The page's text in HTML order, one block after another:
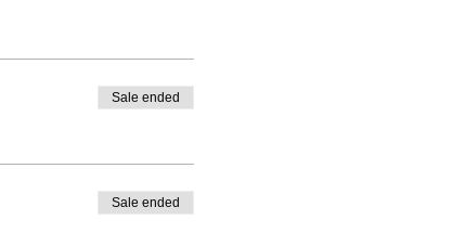
Sale ended
Sale ended